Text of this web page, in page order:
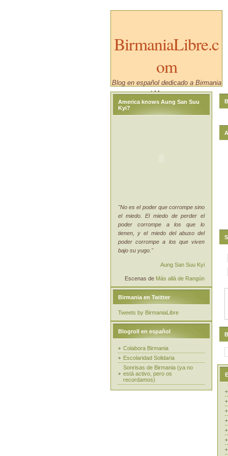
BirmaniaLibre.c
om
Blog en español dedicado a Birmania
/ Myanmar.
America knows Aung San Suu
Kyi?
"No es el poder que corrompe sino
el miedo. El miedo de perder el
poder corrompe a los que lo
tienen, y el miedo del abuso del
poder corrompe a los que viven
bajo su yugo."
Aung San Suu Kyi
Escenas de Más allá de Rangún
Birmania en Twitter
Tweets by BirmaniaLibre
Blogroll en español
Colabora Birmania
Escolaridad Solidaria
Sonrisas de Birmania (ya no
está activo, pero os
recordamos)